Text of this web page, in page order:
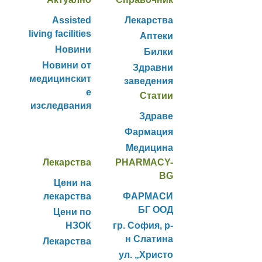
Assisted
living facilities
Новини
Новини от
медицинскит
е
изследвания
Лекарства
Аптеки
Билки
Здравни
заведения
Статии
Здраве
Фармация
Медицина
Лекарства
Цени на
лекарства
Цени по
НЗОК
Лекарства
PHARMACY-
BG
ФАРМАСИ
БГ ООД
гр. София, р-
н Слатина
ул. „Христо